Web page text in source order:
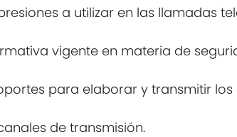
a utilizar en las llamadas
vigente en materia de
para elaborar y transmitir
de transmisión.